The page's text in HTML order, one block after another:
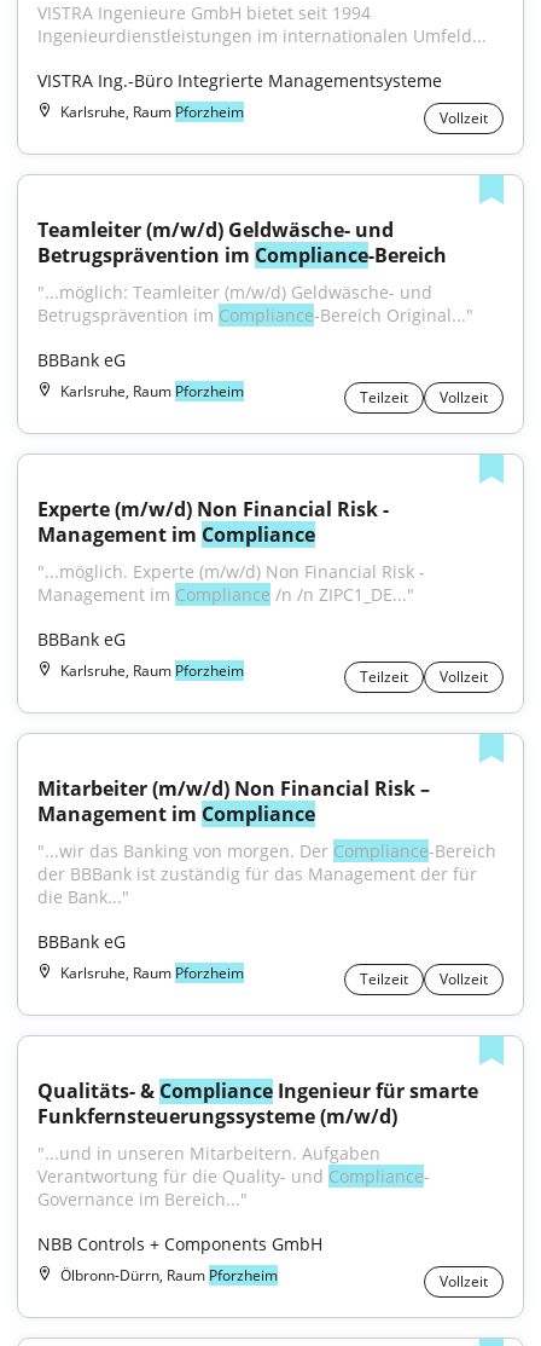
VISTRA Ingenieure GmbH bietet seit 1994
Ingenieurdienstleistungen im internationalen Umfeld...
VISTRA Ing.-Büro Integrierte Managementsysteme
Karlsruhe, Raum Pforzheim Vollzeit
Teamleiter (m/w/d) Geldwäsche- und
Betrugsprävention im Compliance-Bereich
"...möglich: Teamleiter (m/w/d) Geldwäsche- und
Betrugsprävention im Compliance-Bereich Original..."
BBBank eG
Karlsruhe, Raum Pforzheim Teilzeit Vollzeit
Experte (m/w/d) Non Financial Risk -
Management im Compliance
"...möglich. Experte (m/w/d) Non Financial Risk -
Management im Compliance /n /n ZIPC1_DE..."
BBBank eG
Karlsruhe, Raum Pforzheim Teilzeit Vollzeit
Mitarbeiter (m/w/d) Non Financial Risk –
Management im Compliance
"...wir das Banking von morgen. Der Compliance-Bereich
der BBBank ist zuständig für das Management der für
die Bank..."
BBBank eG
Karlsruhe, Raum Pforzheim Teilzeit Vollzeit
Qualitäts- & Compliance Ingenieur für smarte
Funkfernsteuerungssysteme (m/w/d)
"...und in unseren Mitarbeitern. Aufgaben
Verantwortung für die Quality- und Compliance-
Governance im Bereich..."
NBB Controls + Components GmbH
Ölbronn-Dürrn, Raum Pforzheim Vollzeit